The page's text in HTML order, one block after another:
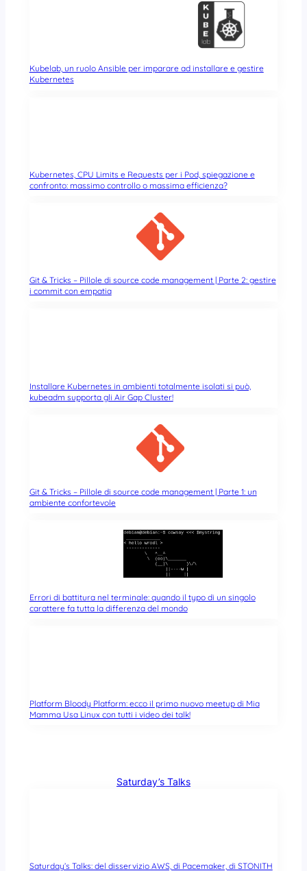
Kubelab, un ruolo Ansible per imparare ad installare e gestire
Kubernetes
Kubernetes, CPU Limits e Requests per i Pod, spiegazione e
confronto: massimo controllo o massima efficienza?
Git & Tricks – Pillole di source code management | Parte 2: gestire
i commit con empatia
Installare Kubernetes in ambienti totalmente isolati si può,
kubeadm supporta gli Air Gap Cluster!
Git & Tricks – Pillole di source code management | Parte 1: un
ambiente confortevole
Errori di battitura nel terminale: quando il typo di un singolo
carattere fa tutta la differenza del mondo
Platform Bloody Platform: ecco il primo nuovo meetup di Mia
Mamma Usa Linux con tutti i video dei talk!
Saturday’s Talks
Saturday’s Talks: del disservizio AWS, di Pacemaker, di STONITH